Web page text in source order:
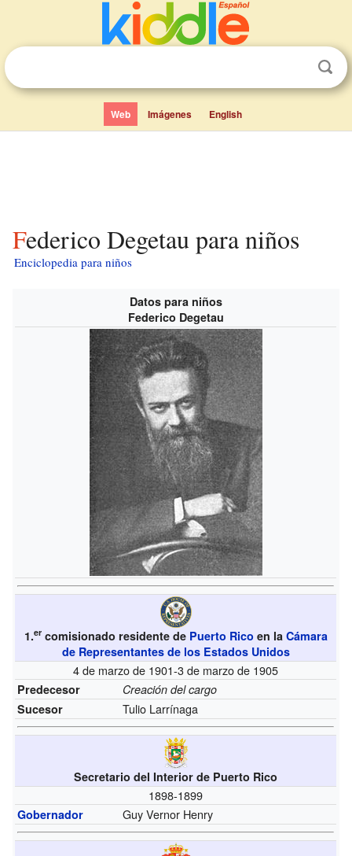
Web Imágenes English
Federico Degetau para niños
Enciclopedia para niños
Datos para niños
Federico Degetau
1.ercomisionado residente de Puerto Rico en la Cámara
de Representantes de los Estados Unidos
4 de marzo de 1901-3 de marzo de 1905
Predecesor
Creación del cargo
Sucesor
Tulio Larrínaga
Secretario del Interior de Puerto Rico
1898-1899
Gobernador Guy Vernor Henry